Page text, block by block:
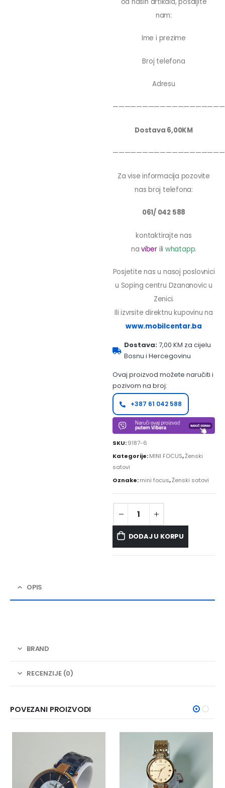
nam:
Ime i prezime
Broj telefona
Adresu
———————————————————
Dostava 6,00KM
———————————————————
Za vise informacija pozovite
nas broj telefona:
061/ 042 588
kontaktirajte nas
naviber ili whatapp.
Posjetite nas u nasoj poslovnici
u Soping centru Dzananovic u
Zenici.
Ili izvrsite direktnu kupovinu na
www.mobilcentar.ba
Dostava:7,00 KM za cijelu
Bosnu i Hercegovinu
Ovaj proizvod možete naručiti i
pozivom na broj:
+387 61 042 588
SKU:9187-6
Kategorije:MINI FOCUS,Ženski
satovi
Oznake:mini focus,Ženski satovi
DODAJ U KORPU
OPIS
BRAND
RECENZIJE (0)
POVEZANI PROIZVODI